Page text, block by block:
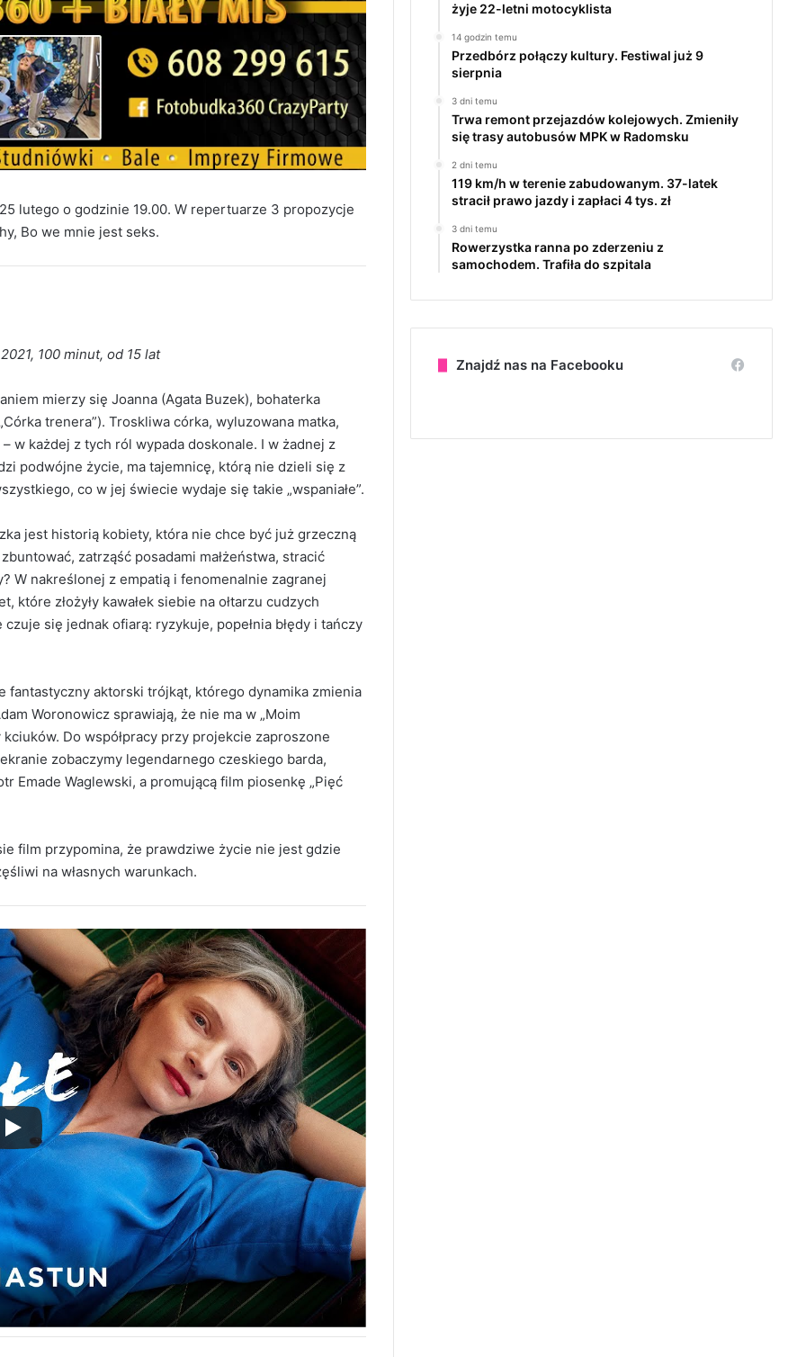
lutego o godzinie 19.00. W repertuarze 3 propozycje
Bo we mnie jest seks.
100 minut, od 15 lat
mierzy się Joanna (Agata Buzek), bohaterka
trenera”). Troskliwa córka, wyluzowana matka,
w każdej z tych ról wypada doskonale. I w żadnej z
podwójne życie, ma tajemnicę, którą nie dzieli się z
co w jej świecie wydaje się takie „wspaniałe”.
jest historią kobiety, która nie chce być już grzeczną
zatrząść posadami małżeństwa, stracić
W nakreślonej z empatią i fenomenalnie zagranej
złożyły kawałek siebie na ołtarzu cudzych
się jednak ofiarą: ryzykuje, popełnia błędy i tańczy
fantastyczny aktorski trójkąt, którego dynamika zmienia
Woronowicz sprawiają, że nie ma w „Moim
Do współpracy przy projekcie zaproszone
zobaczymy legendarnego czeskiego barda,
Emade Waglewski, a promującą film piosenkę „Pięć
film przypomina, że prawdziwe życie nie jest gdzie
na własnych warunkach.
żyje 22-letni motocyklista
14 godzin temu
Przedbórz połączy kultury. Festiwal już 9
sierpnia
3 dni temu
Trwa remont przejazdów kolejowych. Zmieniły
się trasy autobusów MPK w Radomsku
2 dni temu
119 km/h w terenie zabudowanym. 37-latek
stracił prawo jazdy i zapłaci 4 tys. zł
3 dni temu
Rowerzystka ranna po zderzeniu z
samochodem. Trafiła do szpitala
Znajdź nas na Facebooku